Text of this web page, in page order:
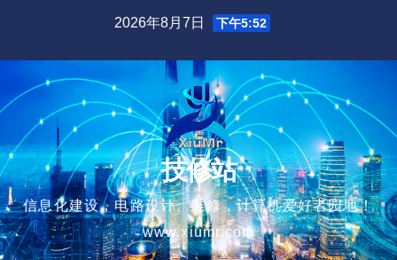
内
2026年8月7日 下午5:52
技修站
信息化建设，电路设计、维修，计算机爱好者园地！
www.xiumr.com